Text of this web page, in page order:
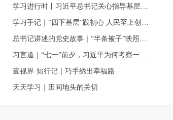
壹视界·知行记｜巧手绣出幸福路
天天学习｜田间地头的关切